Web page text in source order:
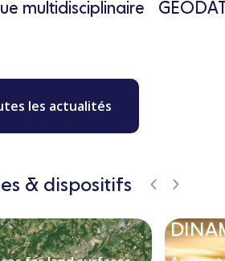
multidisciplinaire
les actualités
& dispositifs